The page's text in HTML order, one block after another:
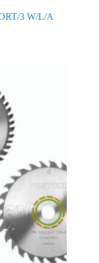
3 W/L/A